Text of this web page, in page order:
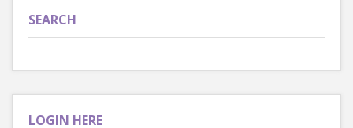
SEARCH
LOGIN HERE